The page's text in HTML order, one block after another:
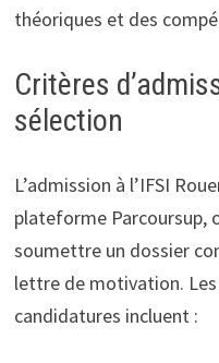
théoriques et des
Critères
sélection
L’admission à l’IFSI
plateforme Parcoursup,
soumettre un dossier
lettre de motivation. Les
candidatures incluent :